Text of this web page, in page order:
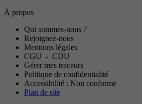
À propos
Qui sommes-nous ?
Rejoignez-nous
Mentions légales
CGU - CDU
Gérer mes traceurs
Politique de confidentialité
Accessibilité : Non conforme
Plan de site